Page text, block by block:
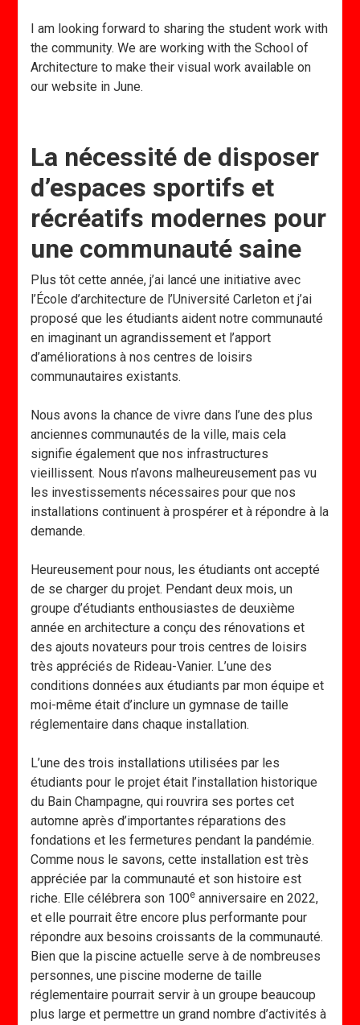
I am looking forward to sharing the student work with
the community. We are working with the School of
Architecture to make their visual work available on
our website in June.
La nécessité de disposer
d’espaces sportifs et
récréatifs modernes pour
une communauté saine
Plus tôt cette année, j’ai lancé une initiative avec
l’École d’architecture de l’Université Carleton et j’ai
proposé que les étudiants aident notre communauté
en imaginant un agrandissement et l’apport
d’améliorations à nos centres de loisirs
communautaires existants.
Nous avons la chance de vivre dans l’une des plus
anciennes communautés de la ville, mais cela
signifie également que nos infrastructures
vieillissent. Nous n’avons malheureusement pas vu
les investissements nécessaires pour que nos
installations continuent à prospérer et à répondre à la
demande.
Heureusement pour nous, les étudiants ont accepté
de se charger du projet. Pendant deux mois, un
groupe d’étudiants enthousiastes de deuxième
année en architecture a conçu des rénovations et
des ajouts novateurs pour trois centres de loisirs
très appréciés de Rideau-Vanier. L’une des
conditions données aux étudiants par mon équipe et
moi-même était d’inclure un gymnase de taille
réglementaire dans chaque installation.
L’une des trois installations utilisées par les
étudiants pour le projet était l’installation historique
du Bain Champagne, qui rouvrira ses portes cet
automne après d’importantes réparations des
fondations et les fermetures pendant la pandémie.
Comme nous le savons, cette installation est très
appréciée par la communauté et son histoire est
riche. Elle célébrera son 100e anniversaire en 2022,
et elle pourrait être encore plus performante pour
répondre aux besoins croissants de la communauté.
Bien que la piscine actuelle serve à de nombreuses
personnes, une piscine moderne de taille
réglementaire pourrait servir à un groupe beaucoup
plus large et permettre un grand nombre d’activités à